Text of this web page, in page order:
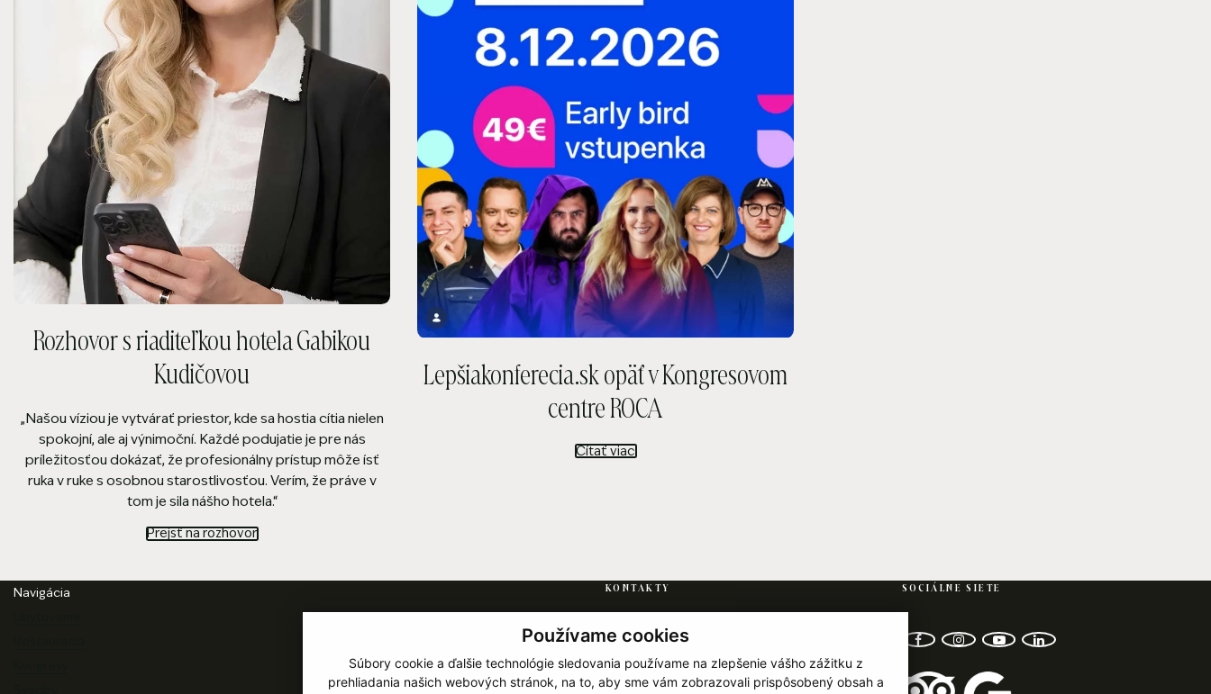
Používame cookies
Súbory cookie a ďalšie technológie sledovania používame na zlepšenie vášho zážitku z
prehliadania našich webových stránok, na to, aby sme vám zobrazovali prispôsobený obsah a
Rozhovor s riaditeľkou hotela Gabikou
Kudičovou
„Našou víziou je vytvárať priestor, kde sa hostia cítia nielen
spokojní, ale aj výnimoční. Každé podujatie je pre nás
príležitosťou dokázať, že profesionálny prístup môže ísť
ruka v ruke s osobnou starostlivosťou. Verím, že práve v
tom je sila nášho hotela.“
Prejsť na rozhovor
Lepšiakonferecia.sk opäť v Kongresovom
centre ROCA
Čítať viac
Pätička webu
Navigácia
Referencie
Partneri
KONTAKTY
Južná trieda 117, 040 01 Košice
+421 917 120 120
info@hotelrocakosice.sk
SOCIÁLNE SIETE
facebookinstagramyoutube-play
linkedin